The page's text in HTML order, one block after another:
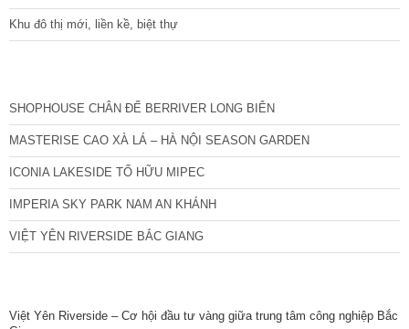
Khu đô thị mới, liền kề, biệt thự
SHOPHOUSE CHÂN ĐẾ BERRIVER LONG BIÊN
MASTERISE CAO XÀ LÁ – HÀ NỘI SEASON GARDEN
ICONIA LAKESIDE TỐ HỮU MIPEC
IMPERIA SKY PARK NAM AN KHÁNH
VIỆT YÊN RIVERSIDE BẮC GIANG
Việt Yên Riverside – Cơ hội đầu tư vàng giữa trung tâm công nghiệp Bắc